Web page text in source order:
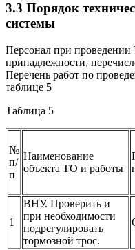
3.3 Порядок
системы
Персонал при
принадлежности,
Перечень работ по
таблице 5
Таблица 5
№
п/
п
Наименование
объекта ТО и работы
1
ВНУ. Проверить и
при необходимости
подрегулировать
тормозной трос.